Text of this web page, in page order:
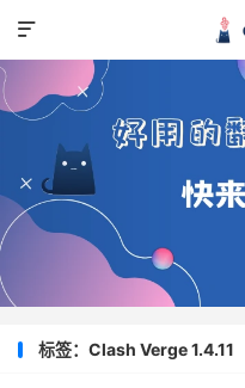

标签：Clash Verge 1.4.11